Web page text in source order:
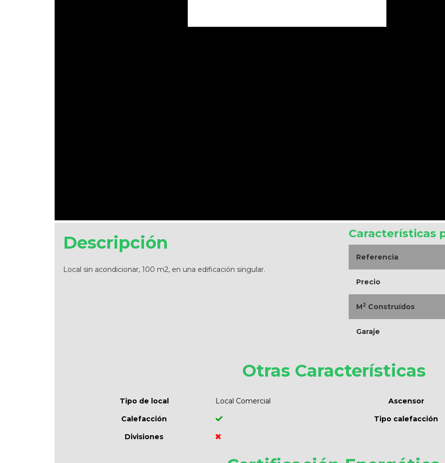
Descripción
Local sin acondicionar, 100 m2, en una edificación singular.
Características
Referencia
Precio
M2 Construídos
Garaje
Otras Características
Tipo de local Local Comercial
Ascensor
Calefacción
Tipo calefacción
Divisiones